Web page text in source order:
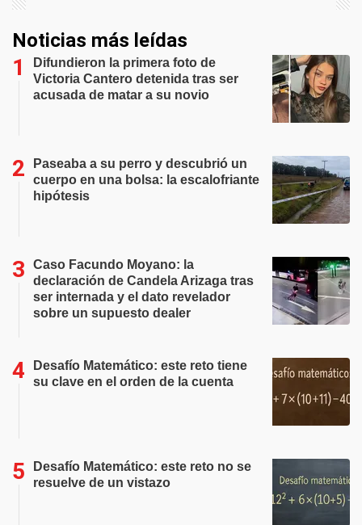
Noticias más leídas
Difundieron la primera foto de
Victoria Cantero detenida tras ser
acusada de matar a su novio
Paseaba a su perro y descubrió un
cuerpo en una bolsa: la escalofriante
hipótesis
Caso Facundo Moyano: la
declaración de Candela Arizaga tras
ser internada y el dato revelador
sobre un supuesto dealer
Desafío Matemático: este reto tiene
su clave en el orden de la cuenta
Desafío Matemático: este reto no se
resuelve de un vistazo